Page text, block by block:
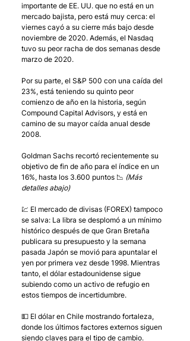
importante de EE. UU. que no está en un
mercado bajista, pero está muy cerca: el
viernes cayó a su cierre más bajo desde
noviembre de 2020. Además, el Nasdaq
tuvo su peor racha de dos semanas desde
marzo de 2020.
Por su parte, el S&P 500 con una caída del
23%, está teniendo su quinto peor
comienzo de año en la historia, según
Compound Capital Advisors, y está en
camino de su mayor caída anual desde
2008.
Goldman Sachs recortó recientemente su
objetivo de fin de año para el índice en un
16%, hasta los 3.600 puntos 📉 (Más
detalles abajo)
💹 El mercado de divisas (FOREX) tampoco
se salva: La libra se desplomó a un mínimo
histórico después de que Gran Bretaña
publicara su presupuesto y la semana
pasada Japón se movió para apuntalar el
yen por primera vez desde 1998. Mientras
tanto, el dólar estadounidense sigue
subiendo como un activo de refugio en
estos tiempos de incertidumbre.
💵 El dólar en Chile mostrando fortaleza,
donde los últimos factores externos siguen
siendo claves para el tipo de cambio.